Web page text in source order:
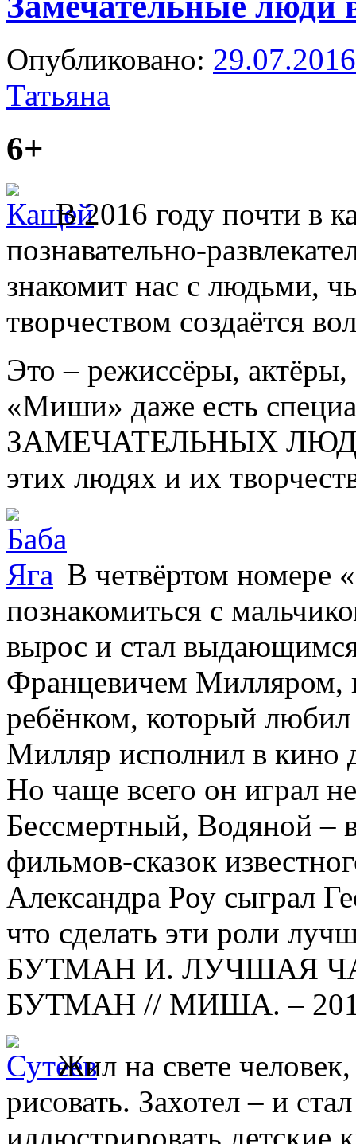
Опубликовано: 29.07.2016
Татьяна
6+
В 2016 году почти в
познавательно-
знакомит нас с людьми,
творчеством создаётся
Это – режиссёры,
«Миши» даже есть
ЗАМЕЧАТЕЛЬНЫХ
этих людях и их
В четвёртом
познакомиться с
вырос и стал
Францевичем Милляром,
ребёнком, который
Милляр исполнил в кино
Но чаще всего он играл
Бессмертный, Водяной –
фильмов-сказок
Александра Роу сыграл
что сделать эти роли
БУТМАН И. ЛУЧШАЯ
БУТМАН // МИША. –
Жил на свете
рисовать. Захотел – и